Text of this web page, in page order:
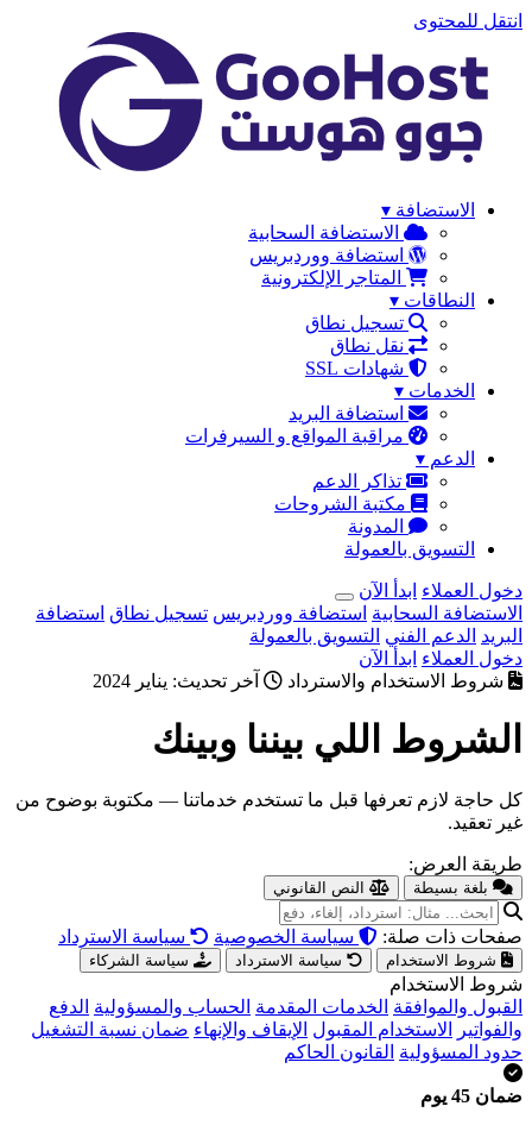
انتقل للمحتوى
الاستضافة ▾
الاستضافة السحابية
استضافة ووردبريس
المتاجر الإلكترونية
النطاقات ▾
تسجيل نطاق
نقل نطاق
شهادات SSL
الخدمات ▾
استضافة البريد
مراقبة المواقع و السيرفرات
الدعم ▾
تذاكر الدعم
مكتبة الشروحات
المدونة
التسويق بالعمولة
دخول العملاء ابدأ الآن
الاستضافة السحابية استضافة ووردبريس تسجيل نطاق استضافة
البريد الدعم الفني التسويق بالعمولة
دخول العملاء ابدأ الآن
شروط الاستخدام والاسترداد
آخر تحديث: يناير 2024
الشروط اللي بيننا وبينك
كل حاجة لازم تعرفها قبل ما تستخدم خدماتنا — مكتوبة بوضوح من
غير تعقيد.
طريقة العرض:
صفحات ذات صلة: سياسة الخصوصية سياسة الاسترداد
شروط الاستخدام
القبول والموافقة الخدمات المقدمة الحساب والمسؤولية الدفع
والفواتير
الاستخدام المقبول الإيقاف والإنهاء ضمان نسبة التشغيل
حدود المسؤولية القانون الحاكم
ضمان 45 يوم